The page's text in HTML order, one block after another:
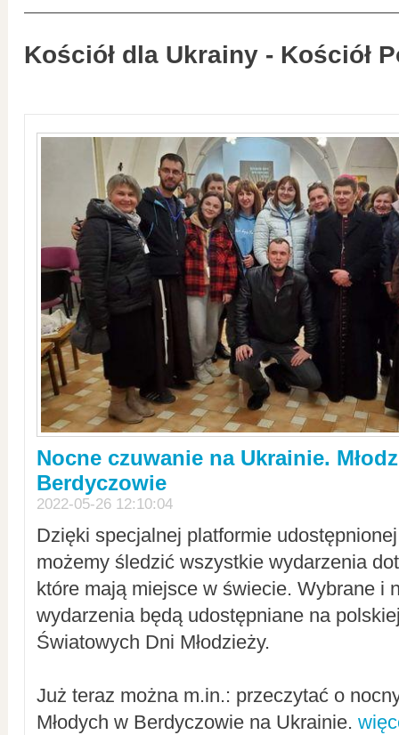
Kościół dla Ukrainy - Kościół
Nocne czuwanie na Ukrainie.
Berdyczowie
2022-05-26 12:10:04
Dzięki specjalnej platformie
możemy śledzić wszystkie wydarzenia
które mają miejsce w świecie. Wybrane i
wydarzenia będą udostępniane na
Światowych Dni Młodzieży.
Już teraz można m.in.: przeczytać o
Młodych w Berdyczowie na Ukrainie.